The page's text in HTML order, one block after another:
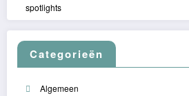
spotlights
Categorieën
Algemeen